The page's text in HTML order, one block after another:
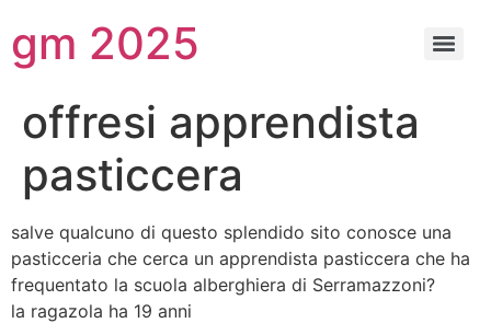
gm 2025
offresi apprendista
pasticcera
salve qualcuno di questo splendido sito conosce una
pasticceria che cerca un apprendista pasticcera che ha
frequentato la scuola alberghiera di Serramazzoni?
la ragazola ha 19 anni